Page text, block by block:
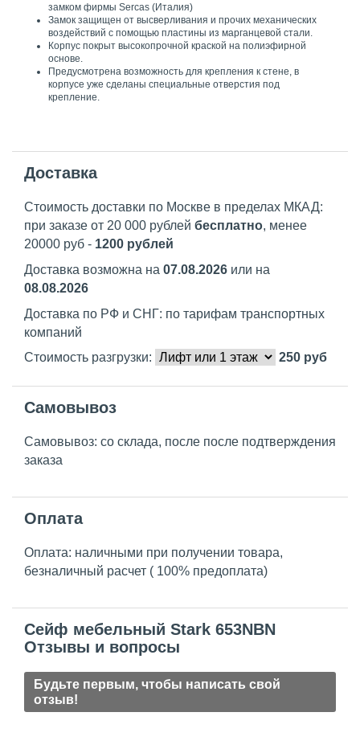
замком фирмы Sercas (Италия)
Замок защищен от высверливания и прочих механических
воздействий с помощью пластины из марганцевой стали.
Корпус покрыт высокопрочной краской на полиэфирной
основе.
Предусмотрена возможность для крепления к стене, в
корпусе уже сделаны специальные отверстия под
крепление.
Доставка
Стоимость доставки по Москве в пределах МКАД:
при заказе от 20 000 рублей бесплатно, менее
20000 руб - 1200 рублей
Доставка возможна на 07.08.2026 или на
08.08.2026
Доставка по РФ и СНГ: по тарифам транспортных
компаний
Стоимость разгрузки:
250 руб
Самовывоз
Самовывоз: со склада, после после подтверждения
заказа
Оплата
Оплата: наличными при получении товара,
безналичный расчет ( 100% предоплата)
Сейф мебельный Stark 653NBN
Отзывы и вопросы
Будьте первым, чтобы написать свой
отзыв!